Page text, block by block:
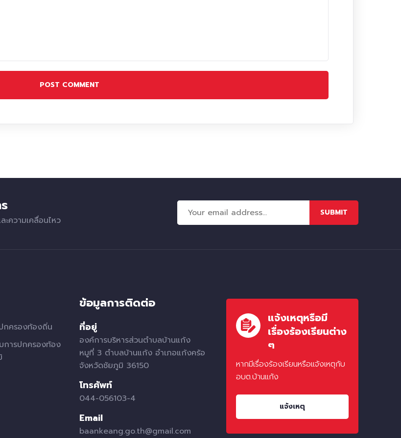
POST COMMENT
ความเคลื่อนไหว
SUBMIT
กครองท้องถิ่น
การปกครองท้อง
ข้อมูลการติดต่อ
ที่อยู่
องค์การบริหารส่วนตำบลบ้านแก้ง
หมูที่ 3 ตำบลบ้านแก้ง อำเภอแก้งคร้อ
จังหวัดชัยภูมิ 36150
โทรศัพท์
044-056103-4
Email
baankeang.go.th@gmail.com
แจ้งเหตุหรือมี
เรื่องร้องเรียนต่าง
ๆ
หากมีเรื่องร้องเรียนหรือแจ้งเหตุกับ
อบต.บ้านแก้ง
แจ้งเหตุ